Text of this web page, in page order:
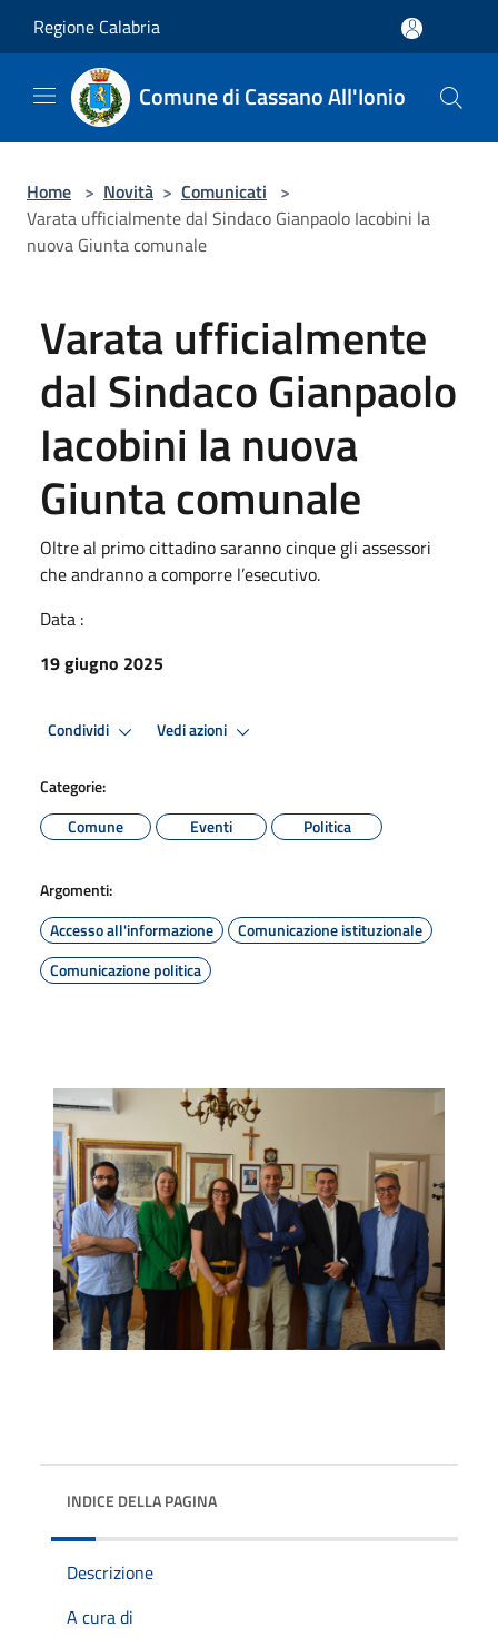
Regione Calabria
Comune di Cassano All'Ionio
Home > Novità > Comunicati >
Varata ufficialmente dal Sindaco Gianpaolo Iacobini la
nuova Giunta comunale
Varata ufficialmente
dal Sindaco Gianpaolo
Iacobini la nuova
Giunta comunale
Oltre al primo cittadino saranno cinque gli assessori
che andranno a comporre l’esecutivo.
Data :
19 giugno 2025
Condividi Vedi azioni
Categorie:
Comune
Eventi Politica
Argomenti:
Accesso all'informazione
Comunicazione istituzionale
Comunicazione politica
INDICE DELLA PAGINA
Descrizione
A cura di